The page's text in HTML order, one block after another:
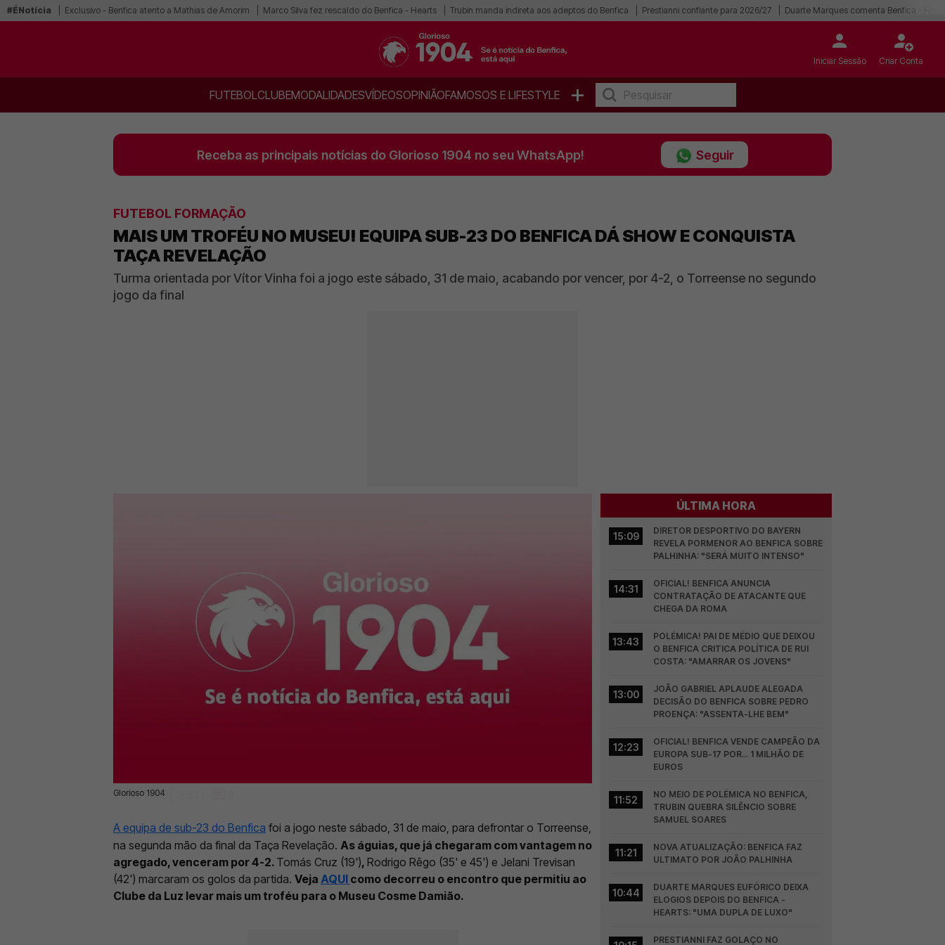
#ÉNotícia Exclusivo - Benfica atento a Mathias de Amorim Marco Silva fez rescaldo do Benfica - Hearts Trubin manda indireta aos adeptos do Benfica Prestianni confiante para 2026/27 Duarte Marques comenta Benfica -
Iniciar Sessão Criar Conta
FUTEBOLCLUBEMODALIDADESVÍDEOSOPINIÃOFAMOSOS E LIFESTYLE +
Receba as principais notícias do Glorioso 1904 no seu WhatsApp! Seguir
FUTEBOL FORMAÇÃO
MAIS UM TROFÉU NO MUSEU! EQUIPA SUB-23 DO BENFICA DÁ SHOW E CONQUISTA
TAÇA REVELAÇÃO
Turma orientada por Vítor Vinha foi a jogo este sábado, 31 de maio, acabando por vencer, por 4-2, o Torreense no segundo
jogo da final
Glorioso 1904
31 Mai 2025 | 18:52 |
A equipa de sub-23 do Benfica foi a jogo neste sábado, 31 de maio, para defrontar o Torreense,
na segunda mão da final da Taça Revelação. As águias, que já chegaram com vantagem no
agregado, venceram por 4-2. Tomás Cruz (19'), Rodrigo Rêgo (35' e 45') e Jelani Trevisan
(42') marcaram os golos da partida. Veja AQUI como decorreu o encontro que permitiu ao
Clube da Luz levar mais um troféu para o Museu Cosme Damião.
ÚLTIMA HORA
15:09
DIRETOR DESPORTIVO DO BAYERN
REVELA PORMENOR AO BENFICA SOBRE
PALHINHA: "SERÁ MUITO INTENSO"
14:31
OFICIAL! BENFICA ANUNCIA
CONTRATAÇÃO DE ATACANTE QUE
CHEGA DA ROMA
13:43
POLÉMICA! PAI DE MÉDIO QUE DEIXOU
O BENFICA CRITICA POLÍTICA DE RUI
COSTA: "AMARRAR OS JOVENS"
13:00
JOÃO GABRIEL APLAUDE ALEGADA
DECISÃO DO BENFICA SOBRE PEDRO
PROENÇA: "ASSENTA-LHE BEM"
12:23
OFICIAL! BENFICA VENDE CAMPEÃO DA
EUROPA SUB-17 POR... 1 MILHÃO DE
EUROS
11:52
NO MEIO DE POLÉMICA NO BENFICA,
TRUBIN QUEBRA SILÊNCIO SOBRE
SAMUEL SOARES
11:21
NOVA ATUALIZAÇÃO: BENFICA FAZ
ULTIMATO POR JOÃO PALHINHA
10:44
DUARTE MARQUES EUFÓRICO DEIXA
ELOGIOS DEPOIS DO BENFICA -
HEARTS: "UMA DUPLA DE LUXO"
PRESTIANNI FAZ GOLAÇO NO